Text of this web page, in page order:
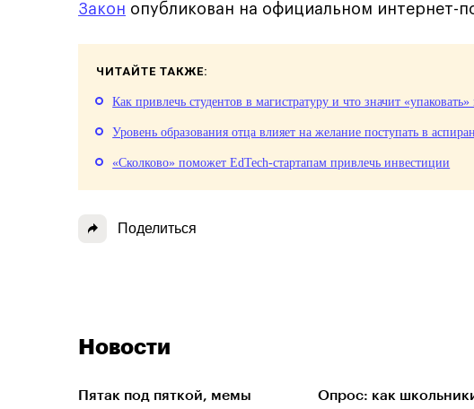
Закон опубликован на официальном интернет-
ЧИТАЙТЕ ТАКЖЕ:
Как привлечь студентов в магистратуру и что значит
Уровень образования отца влияет на желание поступать в
«Сколково» поможет EdTech‑стартапам привлечь инвестиции
Поделиться
Новости
Пятак под пяткой, мемы
Опрос: как